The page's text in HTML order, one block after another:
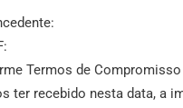
Termos de
ter recebido nesta data, a